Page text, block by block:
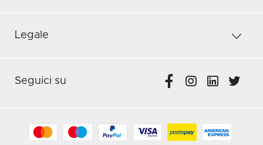
Legale
Seguici su